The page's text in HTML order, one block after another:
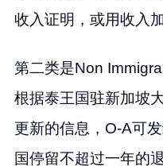
收入证明，或用收入
第二类是Non
根据泰王国驻新加坡
更新的信息，O-A可
国停留不超过一年的